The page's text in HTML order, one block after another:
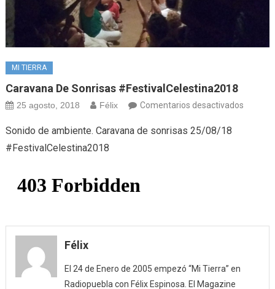
MI TIERRA
Caravana De Sonrisas #FestivalCelestina2018
25 agosto, 2018 Félix Comentarios desactivadosen
Sonido de ambiente. Caravana de sonrisas 25/08/18
#FestivalCelestina2018
Félix
El 24 de Enero de 2005 empezó “Mi Tierra” en
Radiopuebla con Félix Espinosa. El Magazine